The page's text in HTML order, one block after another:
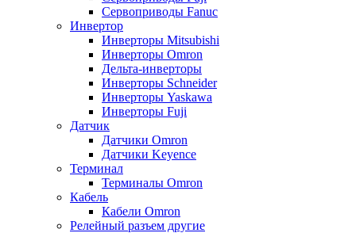
Сервоприводы Fanuc
Инвертор
Инверторы Mitsubishi
Инверторы Omron
Дельта-инверторы
Инверторы Schneider
Инверторы Yaskawa
Инверторы Fuji
Датчик
Датчики Omron
Датчики Keyence
Терминал
Терминалы Omron
Кабель
Кабели Omron
Релейный разъем другие